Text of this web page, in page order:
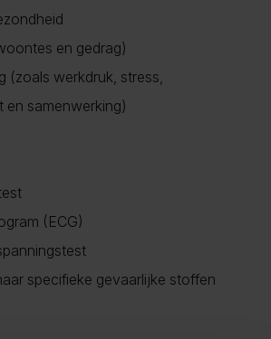
en gedrag)
(zoals werkdruk, stress,
en samenwerking)
(ECG)
specifieke gevaarlijke stoffen